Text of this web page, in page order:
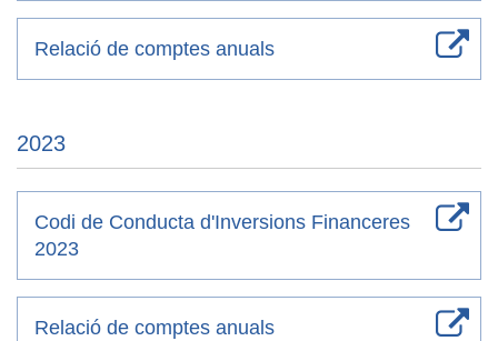
Relació de comptes anuals
2023
Codi de Conducta d'Inversions Financeres
2023
Relació de comptes anuals